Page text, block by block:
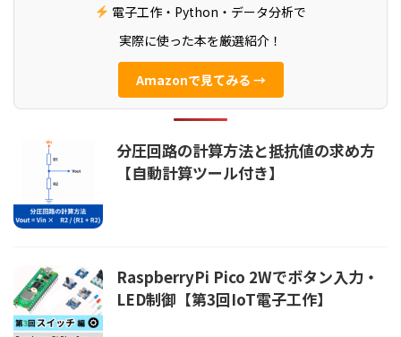
電子工作・Python・データ分析で
実際に使った本を厳選紹介！
Amazonで見てみる →
分圧回路の計算方法と抵抗値の求め方
【自動計算ツール付き】
RaspberryPi Pico 2Wでボタン入力・
LED制御【第3回IoT電子工作】